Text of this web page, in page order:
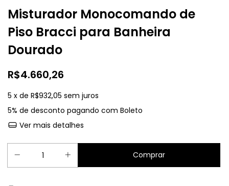
Misturador Monocomando de
Piso Bracci para Banheira
Dourado
R$4.660,26
5 x de R$932,05 sem juros
5% de desconto pagando com Boleto
Ver mais detalhes